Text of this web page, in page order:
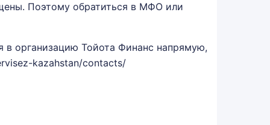
Поэтому обратиться в МФО или
в организацию Тойота Финанс напрямую,
kazahstan/contacts/